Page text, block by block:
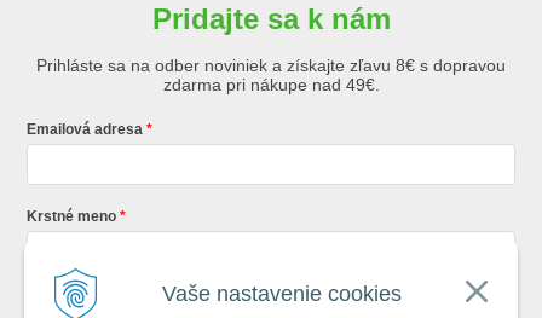
Vaše nastavenie cookies
Pridajte sa k nám
Prihláste sa na odber noviniek a získajte zľavu 8€ s dopravou
zdarma pri nákupe nad 49€.
Emailová adresa
Krstné meno